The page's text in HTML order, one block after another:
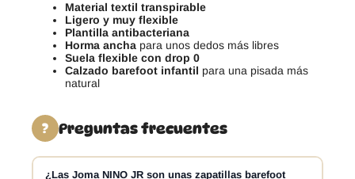
Material textil transpirable
Ligero y muy flexible
Plantilla antibacteriana
Horma ancha para unos dedos más libres
Suela flexible con drop 0
Calzado barefoot infantil para una pisada más
natural
? Preguntas frecuentes
¿Las Joma NINO JR son unas zapatillas barefoot